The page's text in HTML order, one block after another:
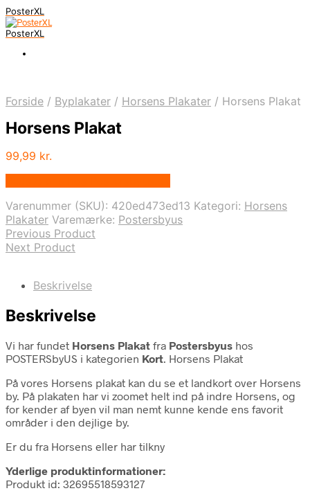
PosterXL
PosterXL
Forside / Byplakater / Horsens Plakater / Horsens Plakat
Horsens Plakat
99,99 kr.
Varenummer (SKU): 420ed473ed13 Kategori: Horsens
Plakater Varemærke: Postersbyus
Previous Product
Next Product
Beskrivelse
Beskrivelse
Vi har fundet Horsens Plakat fra Postersbyus hos
POSTERSbyUS i kategorien Kort. Horsens Plakat
På vores Horsens plakat kan du se et landkort over Horsens
by. På plakaten har vi zoomet helt ind på indre Horsens, og
for kender af byen vil man nemt kunne kende ens favorit
områder i den dejlige by.
Er du fra Horsens eller har tilkny
Yderlige produktinformationer:
Produkt id: 32695518593127